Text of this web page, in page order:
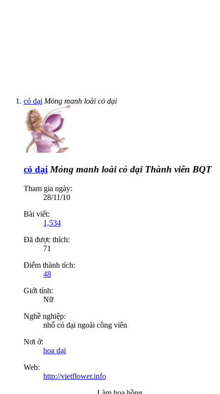
cỏ dại Mỏng manh loài cỏ dại
cỏ dại Mỏng manh loài cỏ dại Thành viên BQT
Tham gia ngày:
28/11/10
Bài viết:
1,534
Đã được thích:
71
Điểm thành tích:
48
Giới tính:
Nữ
Nghề nghiệp:
nhổ cỏ dại ngoài công viên
Nơi ở:
hoa dại
Web:
http://vietflower.info